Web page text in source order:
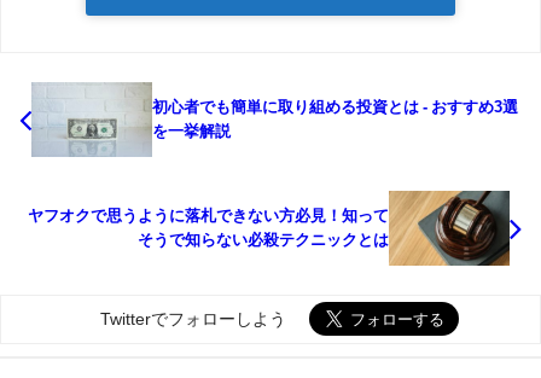
初心者でも簡単に取り組める投資とは - おすすめ3選
を一挙解説
ヤフオクで思うように落札できない方必見！知って
そうで知らない必殺テクニックとは
Twitterでフォローしよう